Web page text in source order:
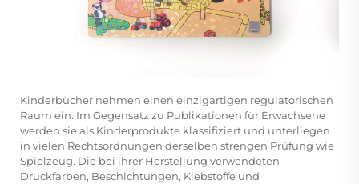
Kinderbücher nehmen einen einzigartigen regulatorischen
Raum ein. Im Gegensatz zu Publikationen für Erwachsene
werden sie als Kinderprodukte klassifiziert und unterliegen
in vielen Rechtsordnungen derselben strengen Prüfung wie
Spielzeug. Die bei ihrer Herstellung verwendeten
Druckfarben, Beschichtungen, Klebstoffe und